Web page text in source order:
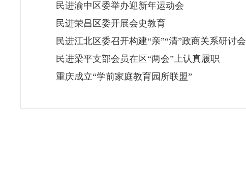
民进渝中区委举办迎新年运动会
民进荣昌区委开展会史教育
民进江北区委召开构建“亲”“清”政商关系研讨会
民进梁平支部会员在区“两会”上认真履职
重庆成立“学前家庭教育园所联盟”